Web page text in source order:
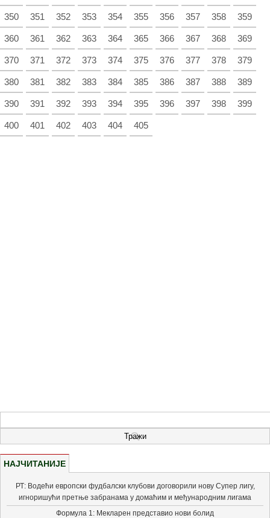
350 351 352 353 354 355 356 357 358 359
360 361 362 363 364 365 366 367 368 369
370 371 372 373 374 375 376 377 378 379
380 381 382 383 384 385 386 387 388 389
390 391 392 393 394 395 396 397 398 399
400 401 402 403 404 405
НАЈЧИТАНИЈЕ
РТ: Водећи европски фудбалски клубови договорили нову Супер лигу,
игноришући претње забранама у домаћим и међународним лигама
Формула 1: Мекларен представио нови болид